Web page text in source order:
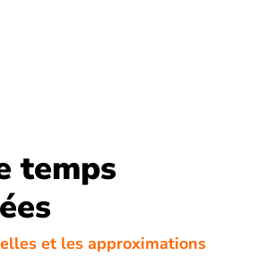
temps
et les approximations